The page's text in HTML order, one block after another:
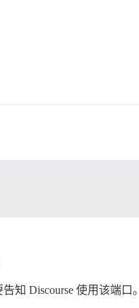
知 Discourse 使用该端口。